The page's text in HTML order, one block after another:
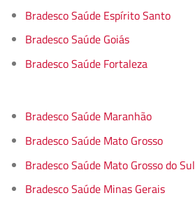
Bradesco Saúde Espírito Santo
Bradesco Saúde Goiás
Bradesco Saúde Fortaleza
Bradesco Saúde Maranhão
Bradesco Saúde Mato Grosso
Bradesco Saúde Mato Grosso do Sul
Bradesco Saúde Minas Gerais